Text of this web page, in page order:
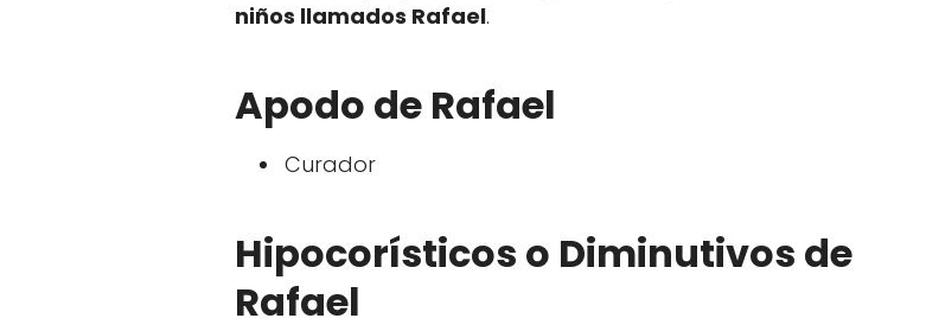
niños llamados Rafael.
Apodo de Rafael
Curador
Hipocorísticos o Diminutivos de
Rafael